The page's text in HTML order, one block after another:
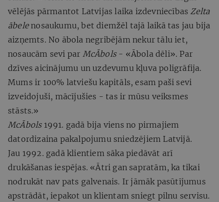
vēlējās pārmantot Latvijas laika izdevniecības Zelta
ābelenosaukumu, bet diemžēl tajā laikā tas jau bija
aizņemts. No ābola negribējām nekur tālu iet,
nosaucām sevi par McĀbols- «Ābola dēli». Par
dzīves aicinājumu un uzdevumu kļuva poligrāfija.
Mums ir 100% latviešu kapitāls, esam paši sevi
izveidojuši, mācījušies - tas ir mūsu veiksmes
stāsts.»
McĀbols 1991. gadā bija viens no pirmajiem
datordizaina pakalpojumu sniedzējiem Latvijā.
Jau 1992. gadā klientiem sāka piedāvāt arī
drukāšanas iespējas. «Ātri gan sapratām, ka tikai
nodrukāt nav pats galvenais. Ir jāmāk pasūtījumus
apstrādāt, iepakot un klientam sniegt pilnu servisu.